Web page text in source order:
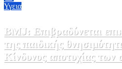
Υγεια
BMJ: Επιβραδύνεται
της παιδικής
Κίνδυνος αποτυχίας των